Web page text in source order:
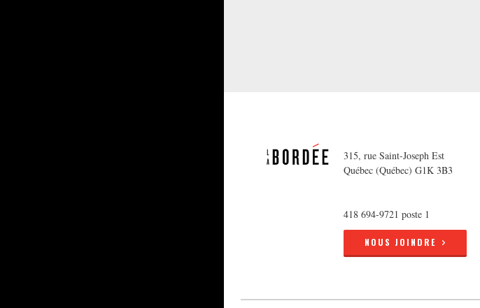
315, rue Saint-Joseph Est
Québec (Québec) G1K 3B3
418 694-9721 poste 1
NOUS JOINDRE